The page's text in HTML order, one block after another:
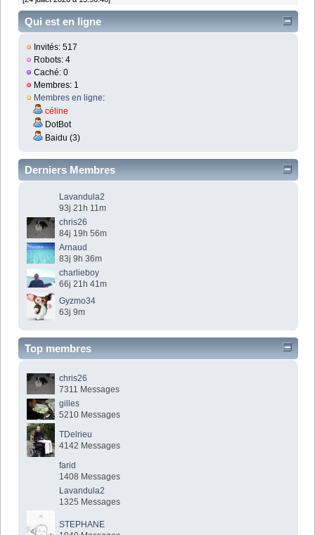
Qui est en ligne
Invités: 517
Robots: 4
Caché: 0
Membres: 1
Membres en ligne:
céline
DotBot
Baidu (3)
Derniers Membres
Lavandula2
93j 21h 11m
chris26
84j 19h 56m
Arnaud
83j 9h 36m
charlieboy
66j 21h 41m
Gyzmo34
63j 9m
Top membres
chris26
7311 Messages
gilles
5210 Messages
TDelrieu
4142 Messages
farid
1408 Messages
Lavandula2
1325 Messages
STEPHANE